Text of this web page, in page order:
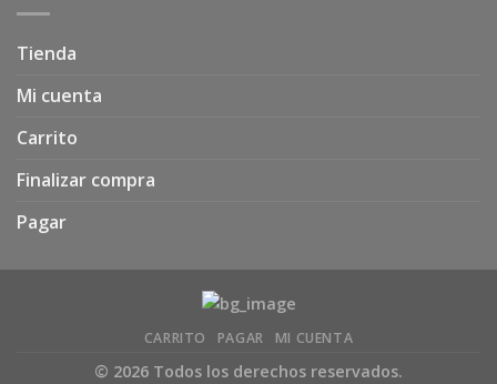
Tienda
Mi cuenta
Carrito
Finalizar compra
Pagar
CARRITO PAGAR MI CUENTA
© 2026 Todos los derechos reservados.